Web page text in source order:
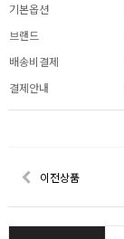
기본옵션
브랜드
배송비결제
결제안내
이전상품